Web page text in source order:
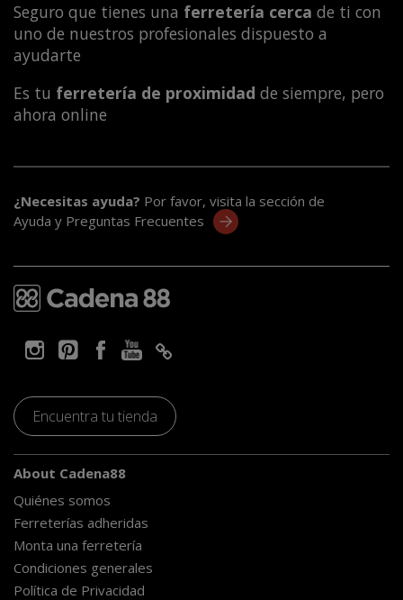
Seguro que tienes una ferretería cerca de ti con
uno de nuestros profesionales dispuesto a
ayudarte
Es tu ferretería de proximidad de siempre, pero
ahora online
¿Necesitas ayuda? Por favor, visita la sección de
Ayuda y Preguntas Frecuentes
Encuentra tu tienda
About Cadena88
Quiénes somos
Ferreterías adheridas
Monta una ferretería
Condiciones generales
Política de Privacidad